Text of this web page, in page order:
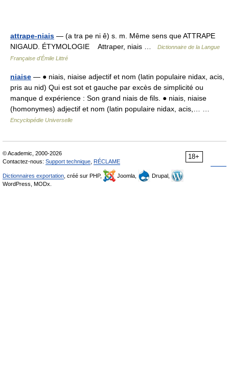
attrape-niais — (a tra pe ni ê) s. m. Même sens que ATTRAPE
NIGAUD. ÉTYMOLOGIE Attraper, niais …
Dictionnaire de la Langue
Française d'Émile Littré
niaise — ● niais, niaise adjectif et nom (latin populaire nidax, acis,
pris au nid) Qui est sot et gauche par excès de simplicité ou
manque d expérience : Son grand niais de fils. ● niais, niaise
(homonymes) adjectif et nom (latin populaire nidax, acis,… …
Encyclopédie Universelle
18+
© Academic, 2000-2026
Contactez-nous: Support technique RÉCLAME
Dictionnaires exportation , créé sur PHP, Joomla,
Drupal,
WordPress, MODx.